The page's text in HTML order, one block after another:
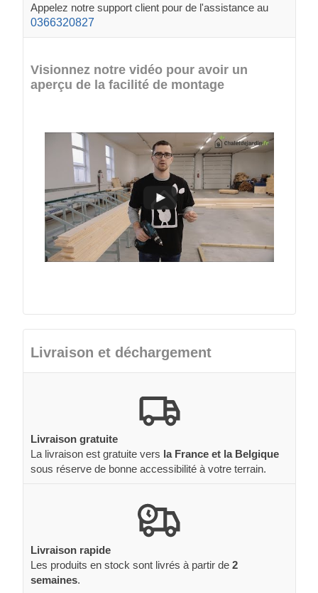
Appelez notre support client pour de l'assistance au
0366320827
Visionnez notre vidéo pour avoir un
aperçu de la facilité de montage
Livraison et déchargement
Livraison gratuite
La livraison est gratuite vers la France et la Belgique
sous réserve de bonne accessibilité à votre terrain.
Livraison rapide
Les produits en stock sont livrés à partir de 2
semaines.